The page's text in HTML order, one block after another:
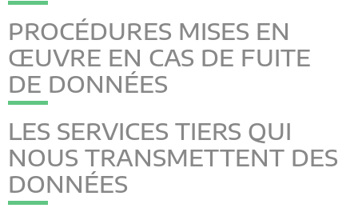
PROCÉDURES MISES EN
ŒUVRE EN CAS DE FUITE
DE DONNÉES
LES SERVICES TIERS QUI
NOUS TRANSMETTENT DES
DONNÉES